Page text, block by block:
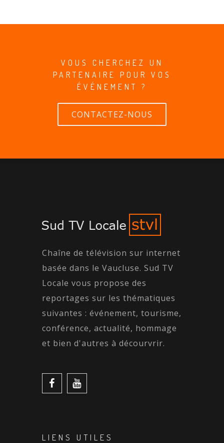
VOUS CHERCHEZ UN
PARTENAIRE POUR VOS
ÉVÉNEMENT ?
CONTACTEZ-NOUS
Chaîne de télévision sur internet
basée dans le Vaucluse. Sud TV
Locale vous propose des
reportages sur les thématiques
suivantes : événement, tourisme,
conférence, actualité, hommage
et bien d'autres à décourvrir.
LIENS UTILES